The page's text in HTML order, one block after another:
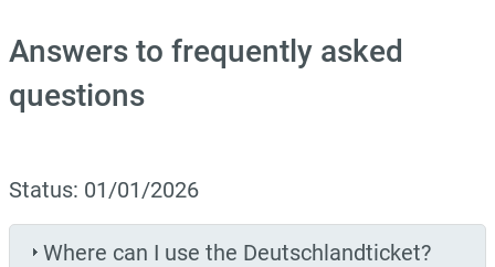
Answers to frequently asked
questions
Status: 01/01/2026
Where can I use the Deutschlandticket?